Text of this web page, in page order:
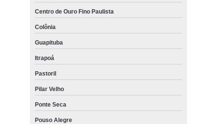
Centro de Ouro Fino Paulista
Colônia
Guapituba
Itrapoá
Pastoril
Pilar Velho
Ponte Seca
Pouso Alegre